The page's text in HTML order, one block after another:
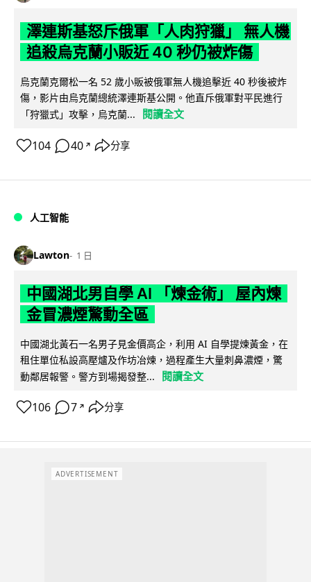
澤連斯基怒斥俄軍「人肉狩獵」 無人機
追殺烏克蘭小販近 40 秒仍被炸傷
烏克蘭克爾松一名 52 歲小販被俄軍無人機追擊近 40 秒後被炸
傷，影片由烏克蘭總統澤連斯基公開。他直斥俄軍對平民進行
「狩獵式」攻擊，烏克蘭...
閱讀全文
104 40 ↗ 分享
人工智能
Lawton 1 日
中國湖北男自學 AI 「煉金術」 屋內煉
金冒濃煙驚動全區
中國湖北黃石一名男子見金價高企，利用 AI 自學提煉黃金，在
租住單位私設高壓爐及作坊冶煉，過程產生大量刺鼻濃煙，驚
動鄰居報警。警方到場揭發整...
閱讀全文
106 7 ↗ 分享
ADVERTISEMENT